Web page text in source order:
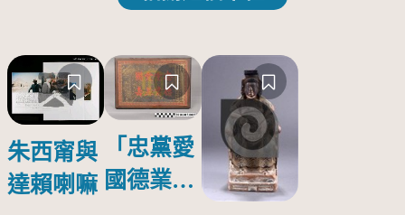
朱西甯與
達賴喇嘛
「忠黨愛
國德業並